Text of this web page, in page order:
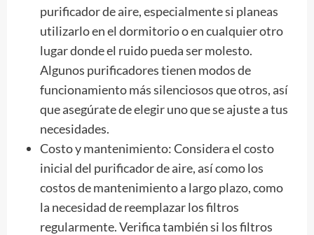
purificador de aire, especialmente si planeas
utilizarlo en el dormitorio o en cualquier otro
lugar donde el ruido pueda ser molesto.
Algunos purificadores tienen modos de
funcionamiento más silenciosos que otros, así
que asegúrate de elegir uno que se ajuste a tus
necesidades.
Costo y mantenimiento: Considera el costo
inicial del purificador de aire, así como los
costos de mantenimiento a largo plazo, como
la necesidad de reemplazar los filtros
regularmente. Verifica también si los filtros